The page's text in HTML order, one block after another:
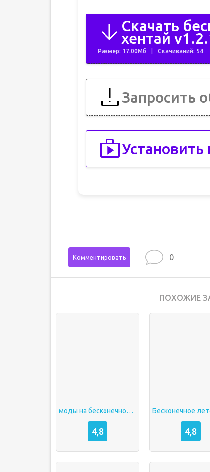
Скачать
хентай
Размер: 17.00Мб Скачиваний: 54
Запросить
Установить
Комментировать 0
ПОХОЖИЕ
моды на бесконечное лето 18
4,8 4,8